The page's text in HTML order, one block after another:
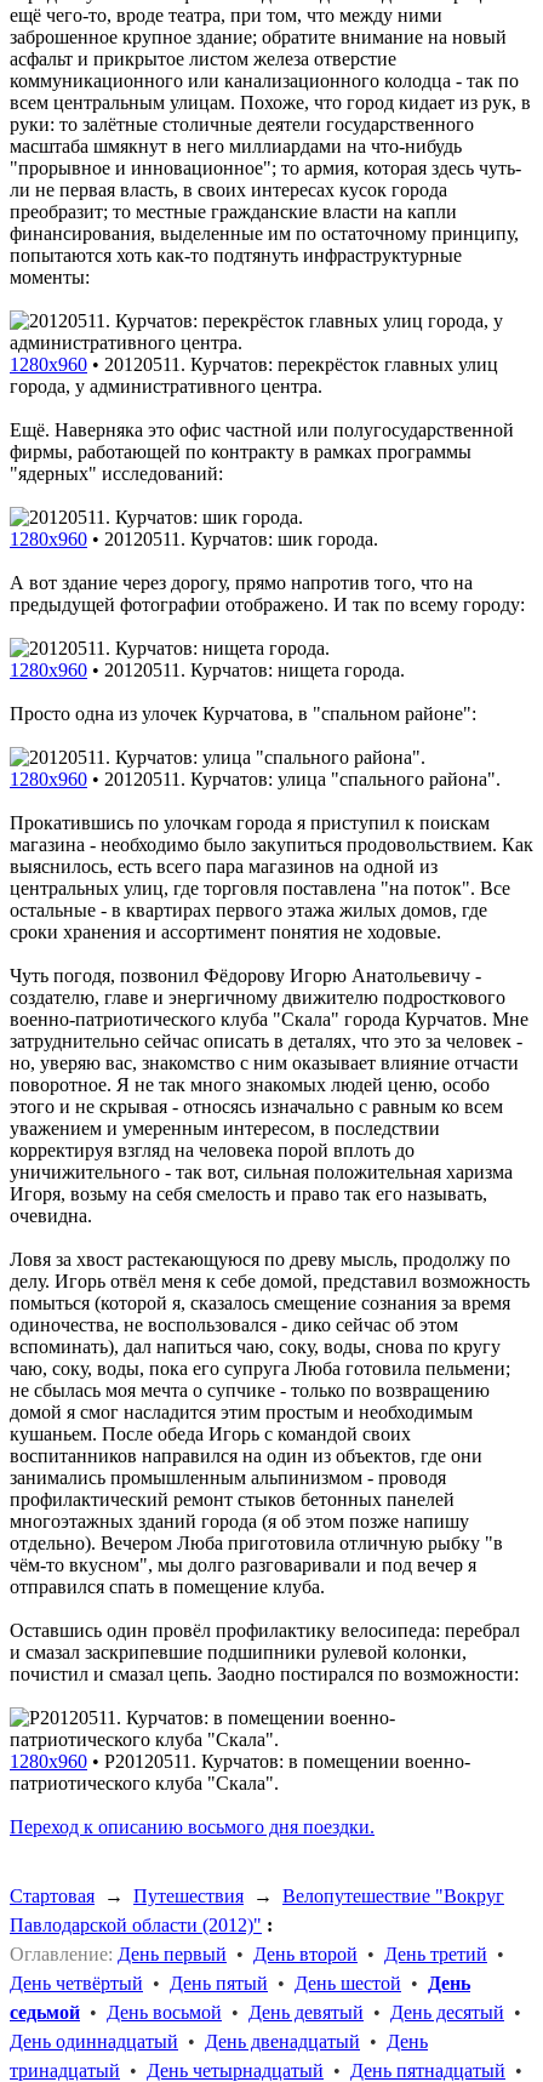
ещё чего-то, вроде театра, при том, что между ними
заброшенное крупное здание; обратите внимание на новый
асфальт и прикрытое листом железа отверстие
коммуникационного или канализационного колодца - так по
всем центральным улицам. Похоже, что город кидает из рук, в
руки: то залётные столичные деятели государственного
масштаба шмякнут в него миллиардами на что-нибудь
"прорывное и инновационное"; то армия, которая здесь чуть-
ли не первая власть, в своих интересах кусок города
преобразит; то местные гражданские власти на капли
финансирования, выделенные им по остаточному принципу,
попытаются хоть как-то подтянуть инфраструктурные
моменты:
1280x960 • 20120511. Курчатов: перекрёсток главных улиц
города, у административного центра.
Ещё. Наверняка это офис частной или полугосударственной
фирмы, работающей по контракту в рамках программы
"ядерных" исследований:
1280x960 • 20120511. Курчатов: шик города.
А вот здание через дорогу, прямо напротив того, что на
предыдущей фотографии отображено. И так по всему городу:
1280x960 • 20120511. Курчатов: нищета города.
Просто одна из улочек Курчатова, в "спальном районе":
1280x960 • 20120511. Курчатов: улица "спального района".
Прокатившись по улочкам города я приступил к поискам
магазина - необходимо было закупиться продовольствием. Как
выяснилось, есть всего пара магазинов на одной из
центральных улиц, где торговля поставлена "на поток". Все
остальные - в квартирах первого этажа жилых домов, где
сроки хранения и ассортимент понятия не ходовые.
Чуть погодя, позвонил Фёдорову Игорю Анатольевичу -
создателю, главе и энергичному движителю подросткового
военно-патриотического клуба "Скала" города Курчатов. Мне
затруднительно сейчас описать в деталях, что это за человек -
но, уверяю вас, знакомство с ним оказывает влияние отчасти
поворотное. Я не так много знакомых людей ценю, особо
этого и не скрывая - относясь изначально с равным ко всем
уважением и умеренным интересом, в последствии
корректируя взгляд на человека порой вплоть до
уничижительного - так вот, сильная положительная харизма
Игоря, возьму на себя смелость и право так его называть,
очевидна.
Ловя за хвост растекающуюся по древу мысль, продолжу по
делу. Игорь отвёл меня к себе домой, представил возможность
помыться (которой я, сказалось смещение сознания за время
одиночества, не воспользовался - дико сейчас об этом
вспоминать), дал напиться чаю, соку, воды, снова по кругу
чаю, соку, воды, пока его супруга Люба готовила пельмени;
не сбылась моя мечта о супчике - только по возвращению
домой я смог насладится этим простым и необходимым
кушаньем. После обеда Игорь с командой своих
воспитанников направился на один из объектов, где они
занимались промышленным альпинизмом - проводя
профилактический ремонт стыков бетонных панелей
многоэтажных зданий города (я об этом позже напишу
отдельно). Вечером Люба приготовила отличную рыбку "в
чём-то вкусном", мы долго разговаривали и под вечер я
отправился спать в помещение клуба.
Оставшись один провёл профилактику велосипеда: перебрал
и смазал заскрипевшие подшипники рулевой колонки,
почистил и смазал цепь. Заодно постирался по возможности:
1280x960 • P20120511. Курчатов: в помещении военно-
патриотического клуба "Скала".
Переход к описанию восьмого дня поездки.
Стартовая → Путешествия → Велопутешествие "Вокруг
Павлодарской области (2012)" :
Оглавление: День первый • День второй • День третий •
День четвёртый • День пятый • День шестой •
День
седьмой • День восьмой • День девятый • День десятый •
День одиннадцатый • День двенадцатый • День
тринадцатый • День четырнадцатый • День пятнадцатый •